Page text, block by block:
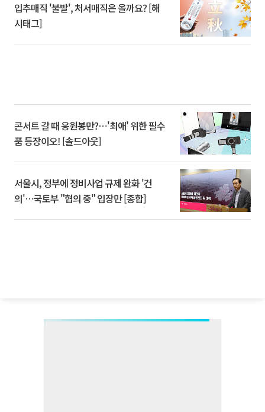
입추매직 '불발', 처서매직은 올까요? [해
시태그]
콘서트 갈 때 응원봉만?⋯'최애' 위한 필수
품 등장이오! [솔드아웃]
서울시, 정부에 정비사업 규제 완화 '건
의'⋯국토부 "협의 중" 입장만 [종합]